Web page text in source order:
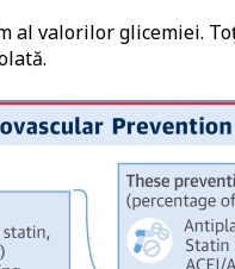
valorilor glicemiei.